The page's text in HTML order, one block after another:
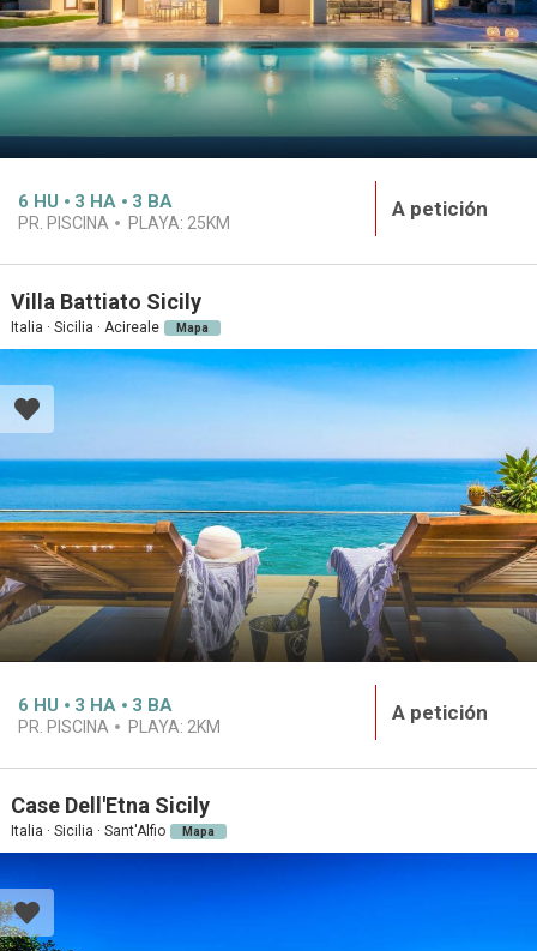
6 HU 3 HA 3 BA
PR. PISCINA PLAYA: 25KM
A petición
Villa Battiato Sicily
Italia · Sicilia · Acireale Mapa
6 HU 3 HA 3 BA
PR. PISCINA PLAYA: 2KM
A petición
Case Dell'Etna Sicily
Italia · Sicilia · Sant'Alfio Mapa